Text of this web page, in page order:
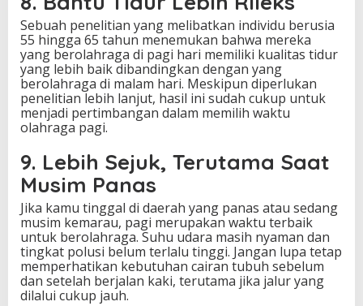
Sebuah penelitian yang melibatkan individu berusia
55 hingga 65 tahun menemukan bahwa mereka
yang berolahraga di pagi hari memiliki kualitas tidur
yang lebih baik dibandingkan dengan yang
berolahraga di malam hari. Meskipun diperlukan
penelitian lebih lanjut, hasil ini sudah cukup untuk
menjadi pertimbangan dalam memilih waktu
olahraga pagi.
9. Lebih Sejuk, Terutama Saat
Musim Panas
Jika kamu tinggal di daerah yang panas atau sedang
musim kemarau, pagi merupakan waktu terbaik
untuk berolahraga. Suhu udara masih nyaman dan
tingkat polusi belum terlalu tinggi. Jangan lupa tetap
memperhatikan kebutuhan cairan tubuh sebelum
dan setelah berjalan kaki, terutama jika jalur yang
dilalui cukup jauh.